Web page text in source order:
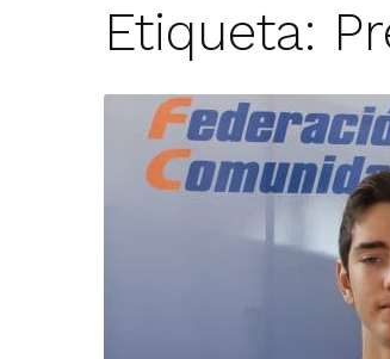
Etiqueta: